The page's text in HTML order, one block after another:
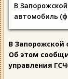
В
автомобиль
В Запорожской
Об этом
управления